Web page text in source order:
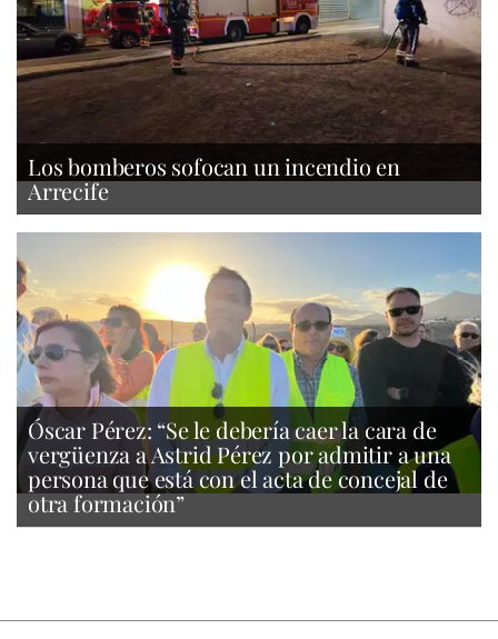
Los bomberos sofocan un incendio en
Arrecife
Óscar Pérez: “Se le debería caer la cara de
vergüenza a Astrid Pérez por admitir a una
persona que está con el acta de concejal de
otra formación”